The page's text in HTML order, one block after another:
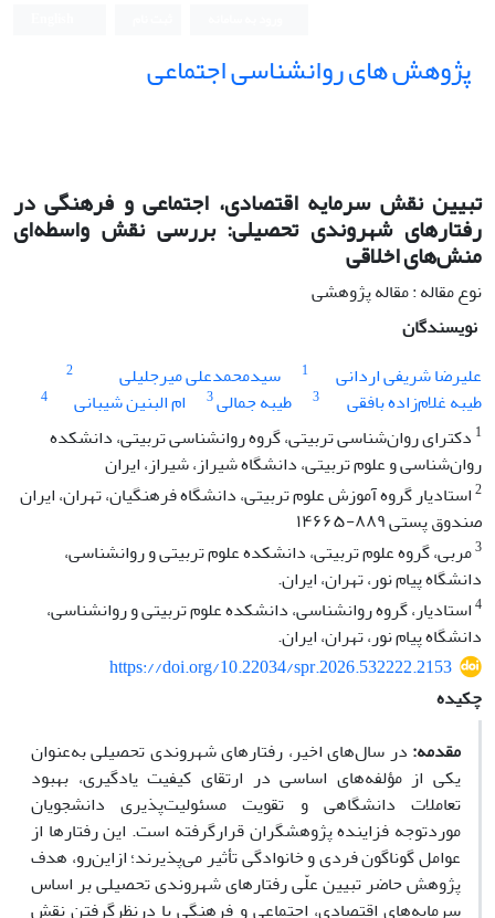
پژوهش های روانشناسی اجتماعی
تبیین نقش سرمایه اقتصادی، اجتماعی و فرهنگی در
رفتارهای شهروندی تحصیلی: بررسی نقش واسطه‌ای
منش‌های اخلاقی
نوع مقاله : مقاله پژوهشی
نویسندگان
علیرضا شریفی اردانی
1 سیدمحمدعلی میرجلیلی 2
طیبه غلام‌زاده بافقی 3 طیبه جمالی3 ام البنین شیبانی
4
1 دکترای روان‌شناسی تربیتی، گروه روانشناسی تربیتی، دانشکده
روان‌شناسی و علوم تربیتی، دانشگاه شیراز، شیراز، ایران
2استادیار گروه آموزش علوم تربیتی، دانشگاه فرهنگیان، تهران، ایران
صندوق پستی ۸۸۹-۱۴۶۶۵
3مربی، گروه علوم تربیتی، دانشکده علوم تربیتی و روانشناسی،
دانشگاه پیام نور، تهران، ایران.
4استادیار، گروه روانشناسی، دانشکده علوم تربیتی و روانشناسی،
دانشگاه پیام نور، تهران، ایران.
https://doi.org/10.22034/spr.2026.532222.2153
چکیده
مقدمه: در سال‌های اخیر، رفتارهای شهروندی تحصیلی به‌عنوان
یکی از مؤلفه‌های اساسی در ارتقای کیفیت یادگیری، بهبود
تعاملات دانشگاهی و تقویت مسئولیت‌پذیری دانشجویان
موردتوجه فزاینده پژوهشگران قرارگرفته است. این رفتارها از
عوامل گوناگون فردی و خانوادگی تأثیر می‌پذیرند؛ ازاین‌رو، هدف
پژوهش حاضر تبیین علّی رفتارهای شهروندی تحصیلی بر اساس
سرمایه‌های اقتصادی، اجتماعی و فرهنگی با درنظرگرفتن نقش